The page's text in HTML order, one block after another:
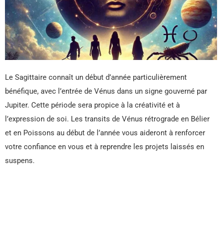
Le Sagittaire connaît un début d’année particulièrement
bénéfique, avec l’entrée de Vénus dans un signe gouverné par
Jupiter. Cette période sera propice à la créativité et à
l’expression de soi. Les transits de Vénus rétrograde en Bélier
et en Poissons au début de l’année vous aideront à renforcer
votre confiance en vous et à reprendre les projets laissés en
suspens.